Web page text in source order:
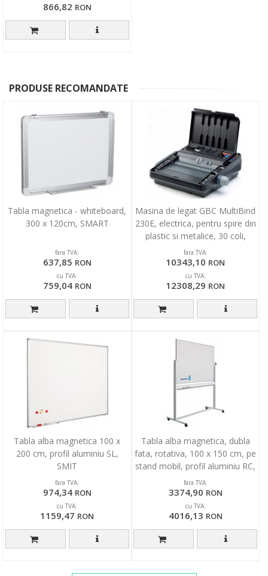
866,82 RON
PRODUSE RECOMANDATE
Tabla magnetica - whiteboard,
300 x 120cm, SMART
fara TVA:
637,85 RON
cu TVA:
759,04 RON
Masina de legat GBC MultiBind
230E, electrica, pentru spire din
plastic si metalice, 30 coli,
negru
fara TVA:
10343,10 RON
cu TVA:
12308,29 RON
Tabla alba magnetica 100 x
200 cm, profil aluminiu SL,
SMIT
fara TVA:
974,34 RON
cu TVA:
1159,47 RON
Tabla alba magnetica, dubla
fata, rotativa, 100 x 150 cm, pe
stand mobil, profil aluminiu RC,
SMIT
fara TVA:
3374,90 RON
cu TVA:
4016,13 RON